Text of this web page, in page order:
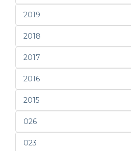
2019
2018
2017
2016
2015
026
023